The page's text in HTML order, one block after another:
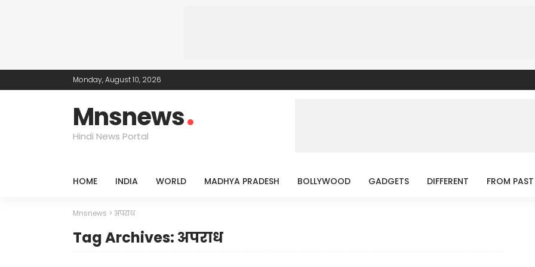
Monday, August 10, 2026
Mnsnews
Hindi News Portal
HOME INDIA WORLD MADHYA PRADESH BOLLYWOOD GADGETS DIFFERENT FROM PAST
Mnsnews > अपराध
Tag Archives: अपराध